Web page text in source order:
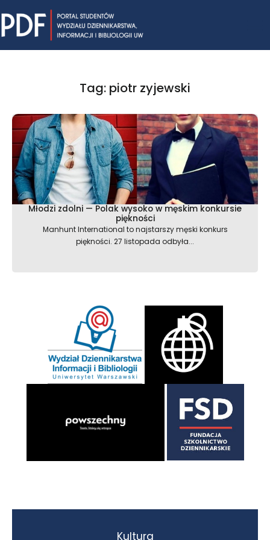
to
content
Tag: piotr zyjewski
Młodzi zdolni — Polak wysoko w męskim konkursie
piękności
Manhunt International to najstarszy męski konkurs
piękności. 27 listopada odbyła...
Kultura